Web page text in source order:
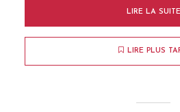
LIRE LA SUITE
LIRE PLUS